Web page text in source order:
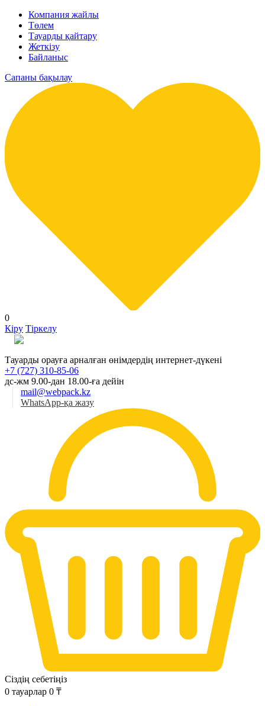
Компания жайлы
Төлем
Тауарды қайтару
Жеткізу
Байланыс
Сапаны бақылау
0
Кіру Тіркелу
Тауарды орауға арналған өнімдердің интернет-дүкені
+7 (727) 310-85-06
дс-жм 9.00-дан 18.00-ға дейін
mail@webpack.kz
WhatsApp-қа жазу
Сіздің себетіңіз
0 тауарлар 0 ₸